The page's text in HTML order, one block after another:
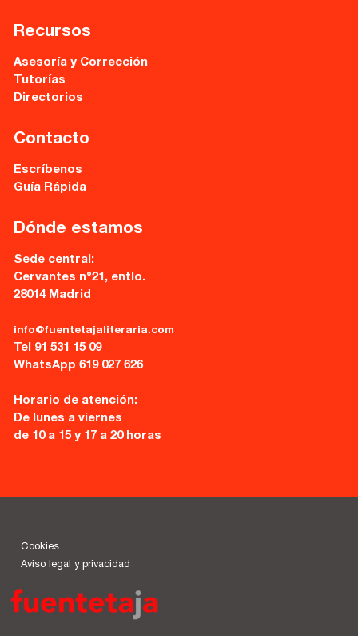
De lunes a viernes
de 10 a 15 y 17 a 20 horas
Recursos
Asesoría y Corrección
Tutorías
Directorios
Contacto
Escríbenos
Guía Rápida
Dónde estamos
Sede central:
Cervantes nº21, entlo.
28014 Madrid
info@fuentetajaliteraria.com
Tel 91 531 15 09
WhatsApp 619 027 626
Horario de atención:
De lunes a viernes
de 10 a 15 y 17 a 20 horas
Cookies
Aviso legal y privacidad